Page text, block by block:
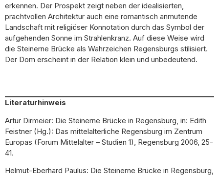
erkennen. Der Prospekt zeigt neben der idealisierten,
prachtvollen Architektur auch eine romantisch anmutende
Landschaft mit religiöser Konnotation durch das Symbol der
aufgehenden Sonne im Strahlenkranz. Auf diese Weise wird
die Steinerne Brücke als Wahrzeichen Regensburgs stilisiert.
Der Dom erscheint in der Relation klein und unbedeutend.
Literaturhinweis
Artur Dirmeier: Die Steinerne Brücke in Regensburg, in: Edith
Feistner (Hg.): Das mittelalterliche Regensburg im Zentrum
Europas (Forum Mittelalter – Studien 1), Regensburg 2006, 25-
41.
Helmut-Eberhard Paulus: Die Steinerne Brücke in Regensburg,